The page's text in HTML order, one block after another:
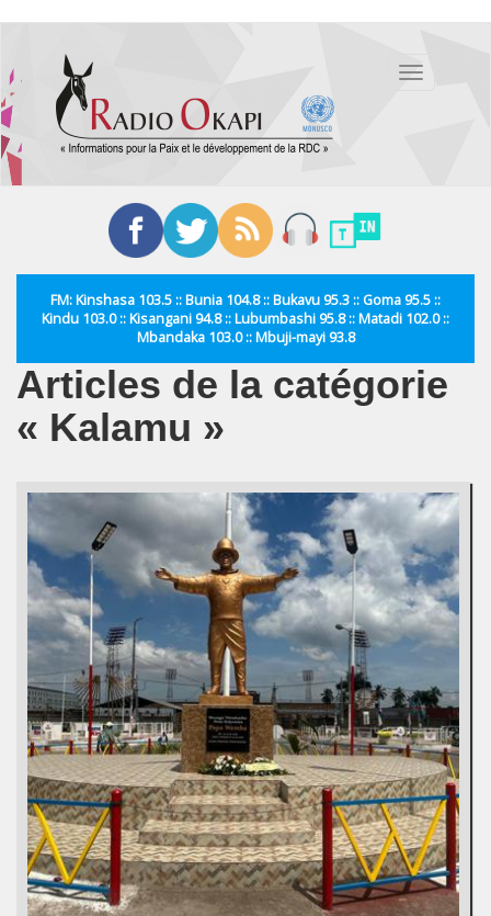
contenu
principal
Toggle
FM: Kinshasa 103.5 :: Bunia 104.8 :: Bukavu 95.3 :: Goma 95.5 ::
Kindu 103.0 :: Kisangani 94.8 :: Lubumbashi 95.8 :: Matadi 102.0 ::
Mbandaka 103.0 :: Mbuji-mayi 93.8
Articles de la catégorie
« Kalamu »